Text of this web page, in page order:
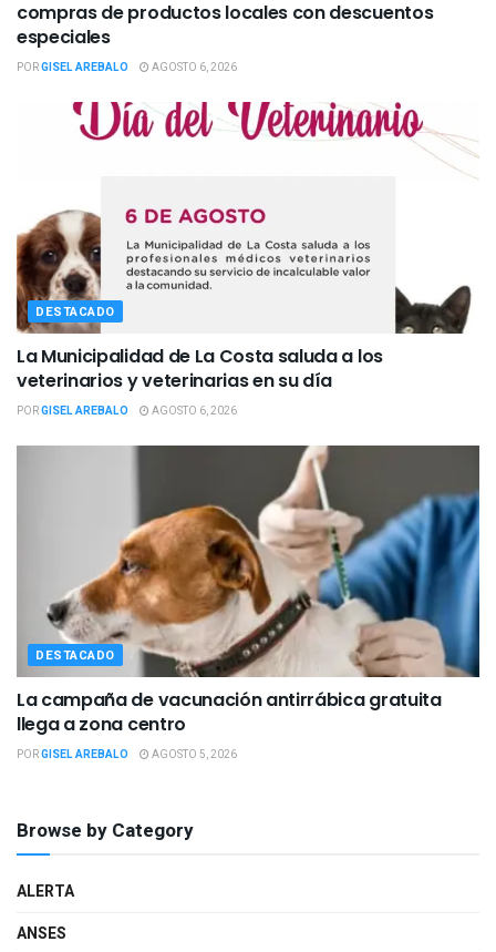
compras de productos locales con descuentos
especiales
PORGISEL AREBALO AGOSTO 6, 2026
DESTACADO
La Municipalidad de La Costa saluda a los
veterinarios y veterinarias en su día
PORGISEL AREBALO AGOSTO 6, 2026
DESTACADO
La campaña de vacunación antirrábica gratuita
llega a zona centro
PORGISEL AREBALO AGOSTO 5, 2026
Browse by Category
ALERTA
ANSES